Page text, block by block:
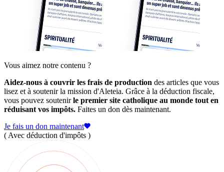
Vous aimez notre contenu ?
Aidez-nous à couvrir les frais de production des articles que vous
lisez et à soutenir la mission d'Aleteia. Grâce à la déduction fiscale,
vous pouvez soutenirle premier site catholique au monde tout en
réduisant vos impôts. Faites un don dès maintenant.
Je fais un don maintenant
( Avec déduction d'impôts )